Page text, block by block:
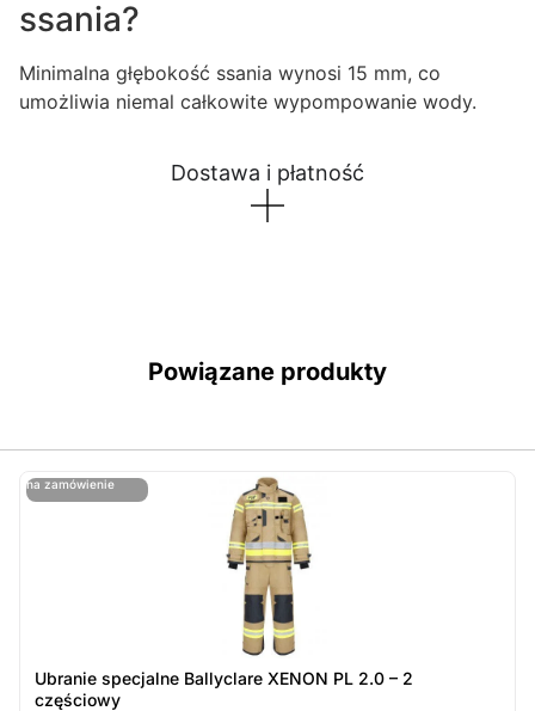
ssania?
Minimalna głębokość ssania wynosi 15 mm, co
umożliwia niemal całkowite wypompowanie wody.
Dostawa i płatność
Powiązane produkty
na zamówienie
ostatnie sztuki
Ubranie specjalne Ballyclare XENON PL 2.0 – 2
częściowy